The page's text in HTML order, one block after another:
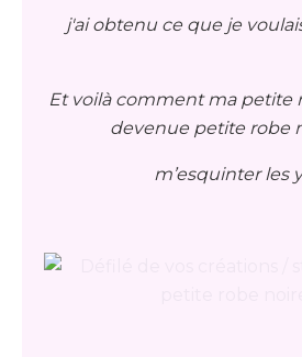
j'ai obtenu ce que je
Et voilà comment ma petite
devenue petite robe
m’esquinter les